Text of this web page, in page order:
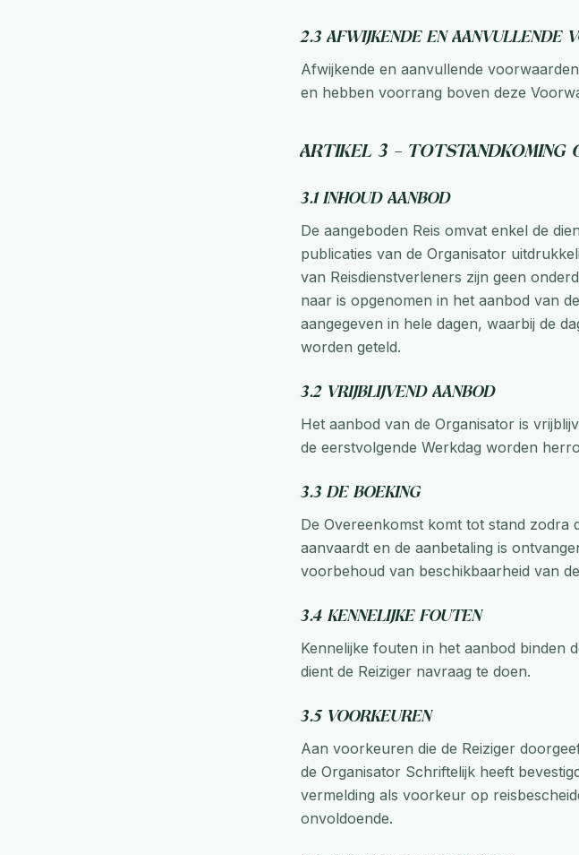
2.3 Afwijkende en aanvullende
Afwijkende en aanvullende
en hebben voorrang boven deze
Artikel 3 – Totstandkoming
3.1 Inhoud aanbod
De aangeboden Reis omvat enkel de
publicaties van de Organisator
van Reisdienstverleners zijn geen
naar is opgenomen in het aanbod van
aangegeven in hele dagen, waarbij de
worden geteld.
3.2 Vrijblijvend aanbod
Het aanbod van de Organisator is
de eerstvolgende Werkdag worden
3.3 De boeking
De Overeenkomst komt tot stand zodra
aanvaardt en de aanbetaling is
voorbehoud van beschikbaarheid van
3.4 Kennelijke fouten
Kennelijke fouten in het aanbod binden
dient de Reiziger navraag te doen.
3.5 Voorkeuren
Aan voorkeuren die de Reiziger
de Organisator Schriftelijk heeft
vermelding als voorkeur op
onvoldoende.